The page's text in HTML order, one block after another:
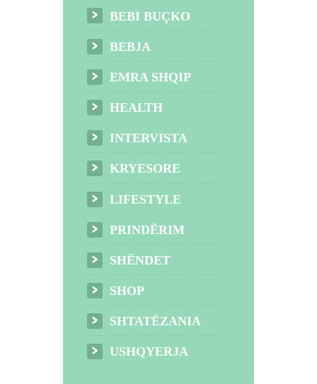
BEBI BUÇKO
BEBJA
EMRA SHQIP
HEALTH
INTERVISTA
KRYESORE
LIFESTYLE
PRINDËRIM
SHËNDET
SHOP
SHTATËZANIA
USHQYERJA